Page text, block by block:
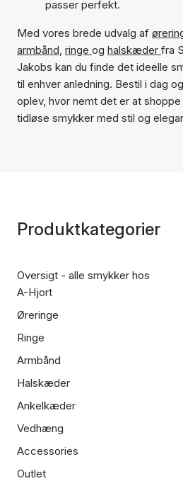
passer perfekt.
Med vores brede udvalg af
armbånd, ringe og halskæder fra
Jakobs kan du finde det ideelle
til enhver anledning. Bestil i dag og
oplev, hvor nemt det er at shoppe
tidløse smykker med stil og
Produktkategorier
Oversigt - alle smykker hos
A-Hjort
Øreringe
Ringe
Armbånd
Halskæder
Ankelkæder
Vedhæng
Accessories
Outlet